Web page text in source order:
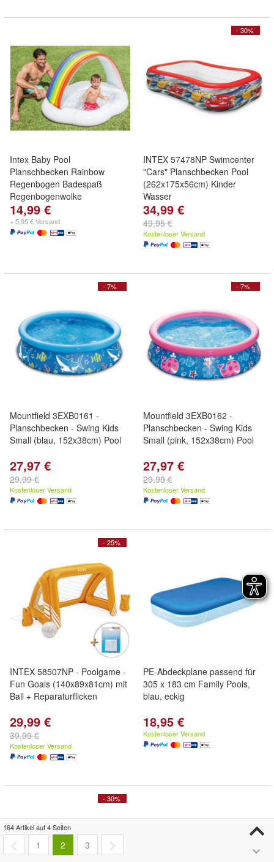
Intex Baby Pool
Planschbecken Rainbow
Regenbogen Badespaß
Regenbogenwolke
14,99 €
+ 5,95 € Versand
- 30%
INTEX 57478NP Swimcenter
"Cars" Planschbecken Pool
(262x175x56cm) Kinder
Wasser
34,99 €
49,95 €
Kostenloser Versand
- 7%
Mountfield 3EXB0161 -
Planschbecken - Swing Kids
Small (blau, 152x38cm) Pool
27,97 €
29,99 €
Kostenloser Versand
- 7%
Mountfield 3EXB0162 -
Planschbecken - Swing Kids
Small (pink, 152x38cm) Pool
27,97 €
29,99 €
Kostenloser Versand
- 25%
INTEX 58507NP - Poolgame -
Fun Goals (140x89x81cm) mit
Ball + Reparaturflicken
29,99 €
39,99 €
Kostenloser Versand
PE-Abdeckplane passend für
305 x 183 cm Family Pools,
blau, eckig
18,95 €
Kostenloser Versand
- 30%
164 Artikel auf 4 Seiten
1 2 3